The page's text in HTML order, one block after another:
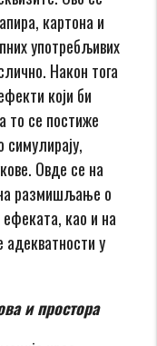
картона и
употребљивих
Након тога
који би
то се постиже
симулирају,
Овде се на
на размишљање о
као и на
адекватности у
и простора